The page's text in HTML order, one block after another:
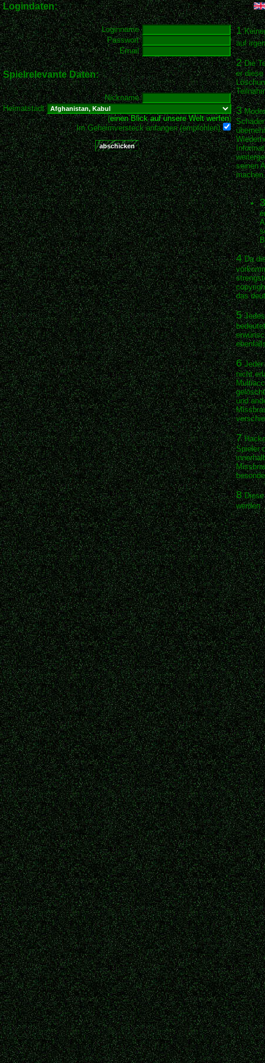
Logindaten:
Loginname
Passwort
Email
Spielrelevante Daten:
Nickname
Heimatstadt
(einen Blick auf unsere Welt werfen)
Im Geheimversteck anfangen (empfohlen)
1
auf
2Die
er
3
seinen
machen.
4Da
das
5Jedes
6
nicht
und
7
Spieler
8Diese
werden.